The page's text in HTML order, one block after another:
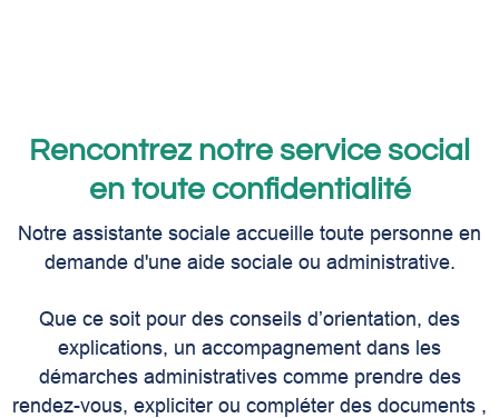
Rencontrez notre service social
en toute confidentialité
Notre assistante sociale accueille toute personne en
demande d'une aide sociale ou administrative.
Que ce soit pour des conseils d’orientation, des
explications, un accompagnement dans les
démarches administratives comme prendre des
rendez-vous, expliciter ou compléter des documents ,